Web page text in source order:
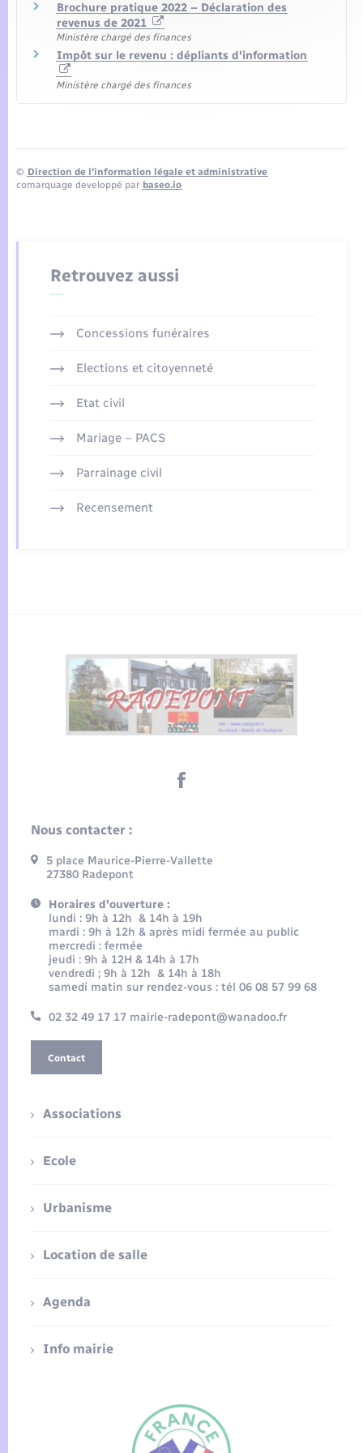
Brochure pratique 2022 – Déclaration des
revenus de 2021
Ministère chargé des finances
Impôt sur le revenu : dépliants d'information
Ministère chargé des finances
© Direction de l’information légale et administrative
comarquage developpé par baseo.io
Retrouvez aussi
Concessions funéraires
Elections et citoyenneté
Etat civil
Mariage – PACS
Parrainage civil
Recensement
Nous contacter :
5 place Maurice-Pierre-Vallette
27380 Radepont
Horaires d'ouverture :
lundi : 9h à 12h & 14h à 19h
mardi : 9h à 12h & après midi fermée au public
mercredi : fermée
jeudi : 9h à 12H & 14h à 17h
vendredi ; 9h à 12h & 14h à 18h
samedi matin sur rendez-vous : tél 06 08 57 99 68
02 32 49 17 17 mairie-radepont@wanadoo.fr
Contact
Associations
Ecole
Urbanisme
Location de salle
Agenda
Info mairie